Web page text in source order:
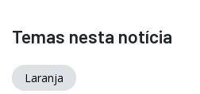
Temas nesta notícia
Laranja